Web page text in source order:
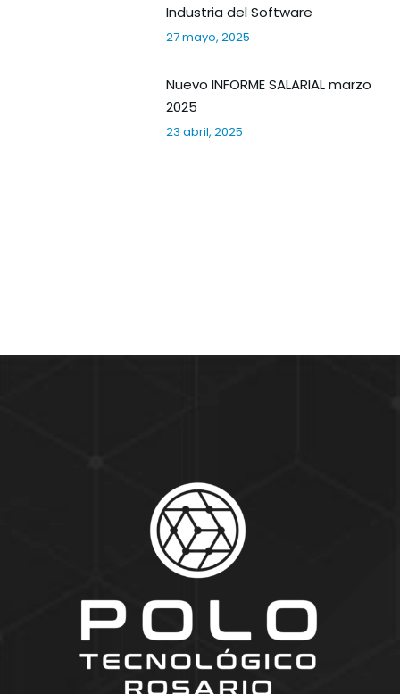
Industria del Software
27 mayo, 2025
Nuevo INFORME SALARIAL marzo
2025
23 abril, 2025